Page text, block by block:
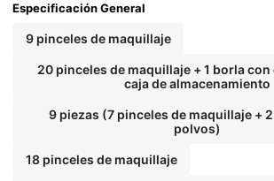
Especificación General
9 pinceles de maquillaje
20 pinceles de maquillaje + 1 borla
caja de almacenamiento
9 piezas (7 pinceles de maquillaje +
polvos)
18 pinceles de maquillaje